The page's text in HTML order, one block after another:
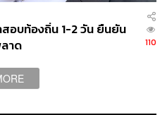
อบท้องถิ่น 1-2 วัน ยืนยัน
าด
110